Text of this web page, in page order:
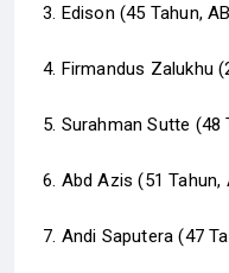
3. Edison (45 Tahun,
4. Firmandus Zalukhu
5. Surahman Sutte (48
6. Abd Azis (51 Tahun,
7. Andi Saputera (47